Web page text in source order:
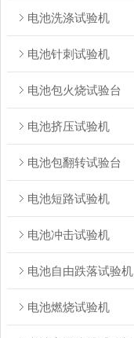
电池洗涤试验机
电池针刺试验机
电池包火烧试验台
电池挤压试验机
电池包翻转试验台
电池短路试验机
电池冲击试验机
电池自由跌落试验机
电池燃烧试验机